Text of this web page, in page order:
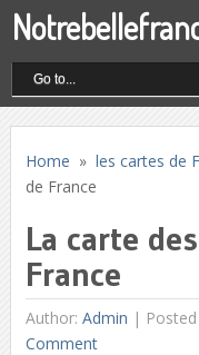
Home » les cartes de
de France
La carte
France
Author: Admin |
Comment